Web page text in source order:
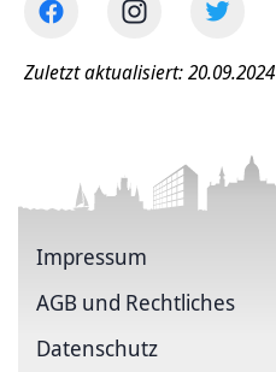
Zuletzt aktualisiert: 20.09.2024
Impressum
AGB und Rechtliches
Datenschutz